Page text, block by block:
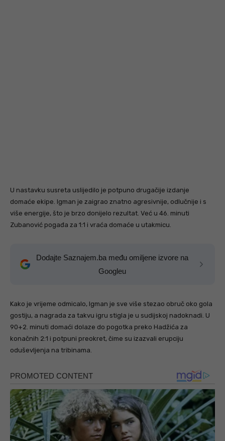
U nastavku susreta uslijedilo je potpuno drugačije izdanje
domaće ekipe. Igman je zaigrao znatno agresivnije, odlučnije i s
više energije, što je brzo donijelo rezultat. Već u 46. minuti
Zubanović pogađa za 1:1 i vraća domaće u utakmicu.
Dodajte Saznajem.ba među omiljene izvore na
Googleu
Kako je vrijeme odmicalo, Igman je sve više stezao obruč oko gola
gostiju, a nagrada za takvu igru stigla je u sudijskoj nadoknadi. U
90+2. minuti domaći dolaze do pogotka preko Hadžića za
konačnih 2:1 i potpuni preokret, čime su izazvali erupciju
oduševljenja na tribinama.